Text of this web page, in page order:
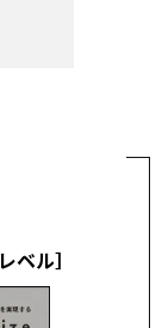
ル］